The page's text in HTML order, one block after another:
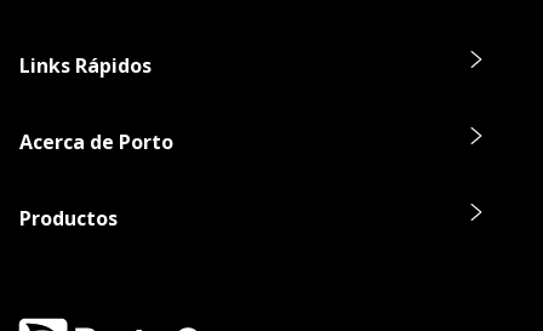
Links Rápidos
Acerca de Porto
Productos